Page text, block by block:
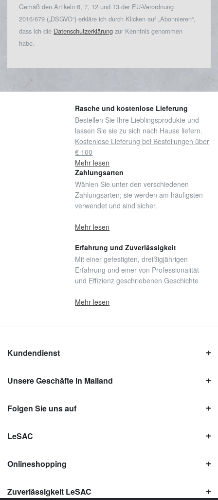
Gemäß den Artikeln 6, 7, 12 und 13 der EU-Verordnung
2016/679 („DSGVO“) erkläre ich durch Klicken auf „Abonnieren“,
dass ich die Datenschutzerklärung zur Kenntnis genommen
habe.
Rasche und kostenlose Lieferung
Bestellen Sie Ihre Lieblingsprodukte und
lassen Sie sie zu sich nach Hause liefern.
Kostenlose Lieferung bei Bestellungen über
€ 100
Mehr lesen
Zahlungsarten
Wählen Sie unter den verschiedenen
Zahlungsarten; sie werden am häufigsten
verwendet und sind sicher.
Mehr lesen
Erfahrung und Zuverlässigkeit
Mit einer gefestigten, dreißigjährigen
Erfahrung und einer von Professionalität
und Effizienz geschriebenen Geschichte
Mehr lesen
Kundendienst
Unsere Geschäfte in Mailand
Folgen Sie uns auf
LeSAC
Onlineshopping
Zuverlässigkeit LeSAC